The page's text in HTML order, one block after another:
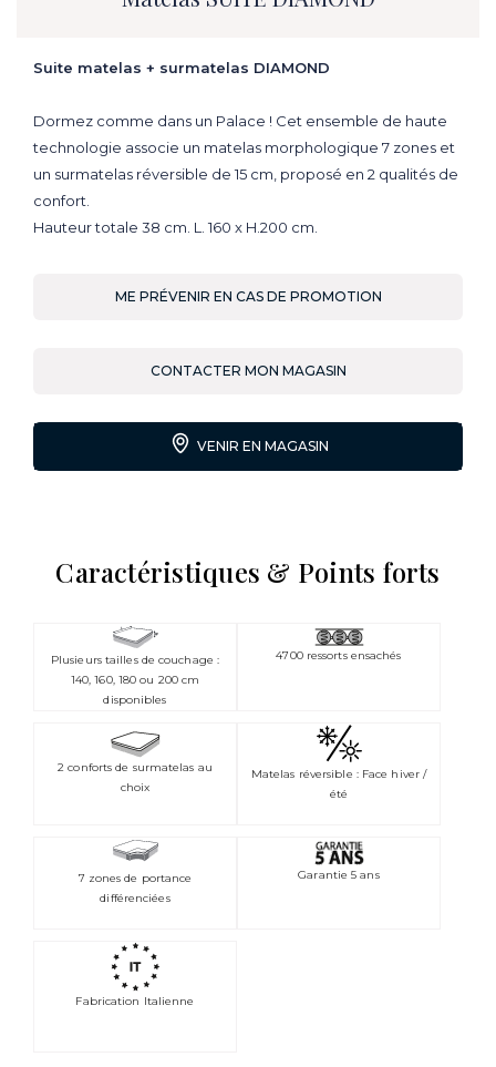
Suite matelas + surmatelas DIAMOND
Dormez comme dans un Palace ! Cet ensemble de haute
technologie associe un matelas morphologique 7 zones et
un surmatelas réversible de 15 cm, proposé en 2 qualités de
confort.
Hauteur totale 38 cm. L. 160 x H.200 cm.
ME PRÉVENIR EN CAS DE PROMOTION
CONTACTER MON MAGASIN
VENIR EN MAGASIN
Caractéristiques & Points forts
Plusieurs tailles de couchage :
140, 160, 180 ou 200 cm
disponibles
4700 ressorts ensachés
2 conforts de surmatelas au
choix
Matelas réversible : Face hiver /
été
7 zones de portance
différenciées
Garantie 5 ans
Fabrication Italienne